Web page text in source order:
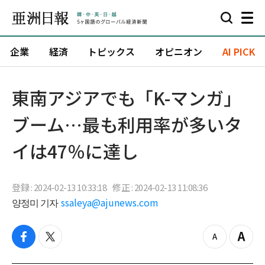
企業 経済 トピックス オピニオン AI PICK
東南アジアでも「K-マンガ」
ブーム…最も利用率が多いタ
イは47％に達し
登録 : 2024-02-13 10:33:18 修正 : 2024-02-13 11:08:36
양정미 기자 ssaleya@ajunews.com
f
t
z
Z